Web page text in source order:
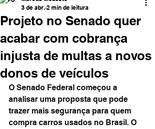
Projeto no Senado quer
acabar com cobrança
injusta de multas a novos
donos de veículos
3 de abr. 2 min de leitura
O Senado Federal começou a
analisar uma proposta que pode
trazer mais segurança para quem
compra carros usados no Brasil. O